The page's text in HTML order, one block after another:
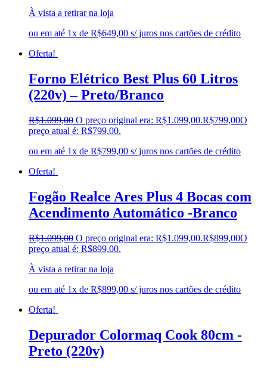
À vista a retirar na loja
ou em até 1x de R$649,00 s/ juros nos cartões de crédito
Oferta!
Forno Elétrico Best Plus 60 Litros
(220v) – Preto/Branco
R$1.099,00 O preço original era: R$1.099,00.R$799,00O
preço atual é: R$799,00.
ou em até 1x de R$799,00 s/ juros nos cartões de crédito
Oferta!
Fogão Realce Ares Plus 4 Bocas com
Acendimento Automático -Branco
R$1.099,00 O preço original era: R$1.099,00.R$899,00O
preço atual é: R$899,00.
À vista a retirar na loja
ou em até 1x de R$899,00 s/ juros nos cartões de crédito
Oferta!
Depurador Colormaq Cook 80cm -
Preto (220v)